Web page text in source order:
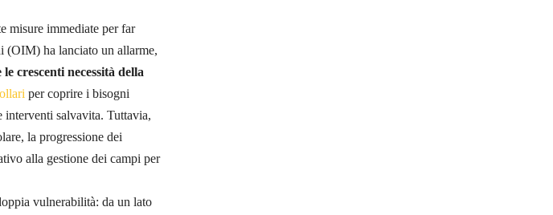
misure immediate per far
(OIM) ha lanciato un allarme,
crescenti necessità della
per coprire i bisogni
interventi salvavita. Tuttavia,
la progressione dei
alla gestione dei campi per
vulnerabilità: da un lato